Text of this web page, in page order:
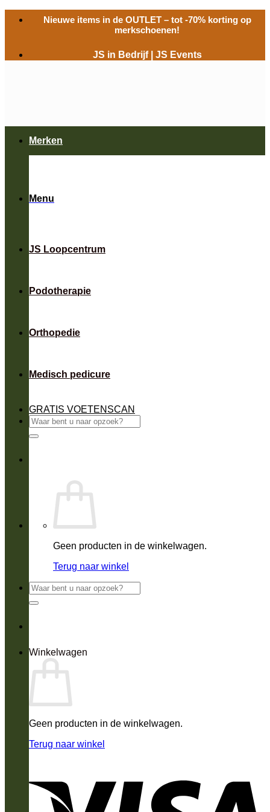
naar
Nieuwe items in de OUTLET– tot -70% korting op
merkschoenen!
JS in Bedrijf JS Events
Menu
JS Loopcentrum
Podotherapie
Orthopedie
Medisch pedicure
GRATIS VOETENSCAN
Zoeken
naar:
Geen producten in de winkelwagen.
Terug naar winkel
Zoeken
naar:
Winkelwagen
Geen producten in de winkelwagen.
Terug naar winkel
Merken